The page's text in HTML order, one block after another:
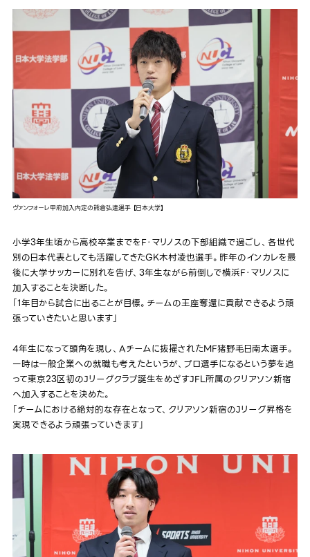
ヴァンフォーレ甲府加入内定の熊倉弘達選手 【日本大学】
小学3年生頃から高校卒業までをF・マリノスの下部組織で過ごし、各世代
別の日本代表としても活躍してきたGK木村凌也選手。昨年のインカレを最
後に大学サッカーに別れを告げ、3年生ながら前倒しで横浜F・マリノスに
加入することを決断した。
「1年目から試合に出ることが目標。チームの王座奪還に貢献できるよう頑
張っていきたいと思います」
4年生になって頭角を現し、Aチームに抜擢されたMF猪野毛日南太選手。
一時は一般企業への就職も考えたというが、プロ選手になるという夢を追
って東京23区初のJリーグクラブ誕生をめざすJFL所属のクリアソン新宿
へ加入することを決めた。
「チームにおける絶対的な存在となって、クリアソン新宿のJリーグ昇格を
実現できるよう頑張っていきます」